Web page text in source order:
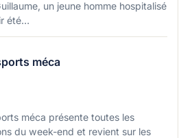
un jeune homme hospitalisé
été…
méca
méca présente toutes les
du week-end et revient sur les